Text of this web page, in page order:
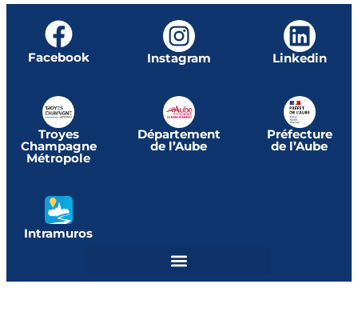
Facebook Instagram Linkedin
Troyes
Champagne
Métropole
Département
de l’Aube
Préfecture
de l’Aube
Intramuros